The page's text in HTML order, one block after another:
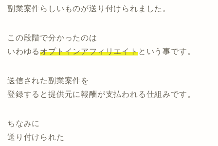
副業案件らしいものが送り付けられました。
この段階で分かったのは
いわゆるオプトインアフィリエイトという事です。
送信された副業案件を
登録すると提供元に報酬が支払われる仕組みです。
ちなみに
送り付けられた